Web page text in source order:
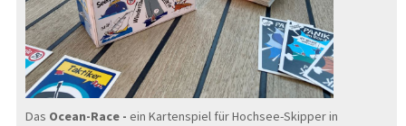
Das Ocean-Race - ein Kartenspiel für Hochsee-Skipper in